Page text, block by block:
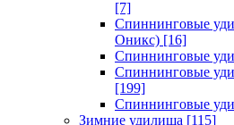
[7]
Спиннинговые
Оникс) [16]
Спиннинговые
Спиннинговые
[199]
Спиннинговые
Зимние удилища [115]